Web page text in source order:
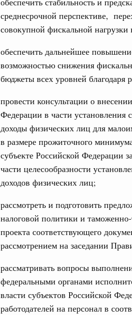
среднесрочной перспективе,
совокупной фискальной
обеспечить дальнейшее
возможностью снижения
бюджеты всех уровней благодаря
провести консультации о
Федерации в части установления
доходы физических лиц для
в размере прожиточного
субъекте Российской Федерации
части целесообразности
доходов физических лиц;
рассмотреть и подготовить
налоговой политики и
проекта соответствующего
рассмотрением на заседании
рассматривать вопросы
федеральными органами
власти субъектов Российской
работодателей на персонал в